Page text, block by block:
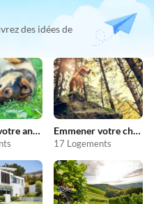
des idées de
Emmener votre animal en vacances Emmener votre chien en vacances
17 Logements